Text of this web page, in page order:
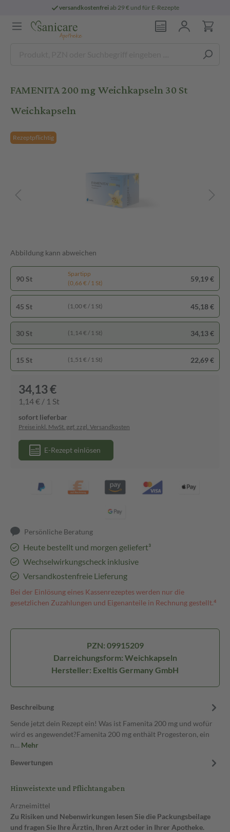
versandkostenfreiab 29 € und für E-Rezepte
FAMENITA 200 mg Weichkapseln 30 St
Weichkapseln
Rezeptpflichtig
Abbildung kann abweichen
90 St
Spartipp
(0,66 € / 1 St)
59,19 €
45 St (1,00 € / 1 St) 45,18 €
30 St (1,14 € / 1 St) 34,13 €
15 St (1,51 € / 1 St) 22,69 €
34,13 €
1,14 € / 1 St
sofort lieferbar
Preise inkl. MwSt. ggf. zzgl. Versandkosten
E-Rezept einlösen
Persönliche Beratung
Heute bestellt und morgen geliefert³
Wechselwirkungscheck inklusive
Versandkostenfreie Lieferung
Bei der Einlösung eines Kassenrezeptes werden nur die
gesetzlichen Zuzahlungen und Eigenanteile in Rechnung gestellt.⁴
PZN: 09915209
Darreichungsform: Weichkapseln
Hersteller: Exeltis Germany GmbH
Beschreibung
Sende jetzt dein Rezept ein! Was ist Famenita 200 mg und wofür
wird es angewendet?Famenita 200 mg enthält Progesteron, ein
n… Mehr
Bewertungen
Hinweistexte und Pflichtangaben
Arzneimittel
Zu Risiken und Nebenwirkungen lesen Sie die Packungsbeilage
und fragen Sie Ihre Ärztin, Ihren Arzt oder in Ihrer Apotheke.